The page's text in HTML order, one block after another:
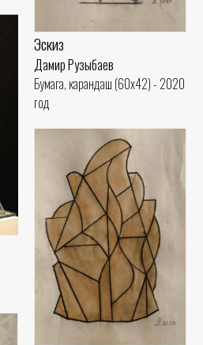
Эскиз
Дамир Рузыбаев
Бумага, карандаш (60x42) - 2020
год